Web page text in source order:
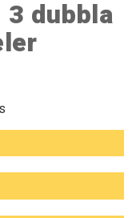
dubbla